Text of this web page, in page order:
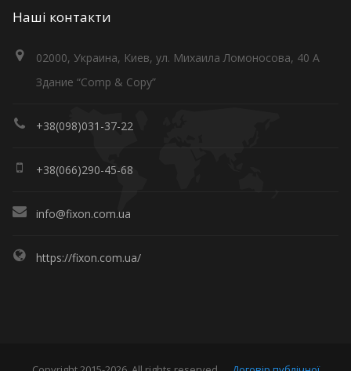
Наші контакти
02000, Украина, Киев, ул. Михаила Ломоносова, 40 А
Здание “Comp & Copy”
+38(098)031-37-22
+38(066)290-45-68
info@fixon.com.ua
https://fixon.com.ua/